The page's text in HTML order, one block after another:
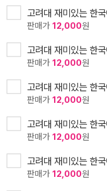
고려대 재미있는 한
판매가 12,000원
고려대 재미있는 한
판매가 12,000원
고려대 재미있는 한
판매가 12,000원
고려대 재미있는 한
판매가 12,000원
고려대 재미있는 한
판매가 12,000원